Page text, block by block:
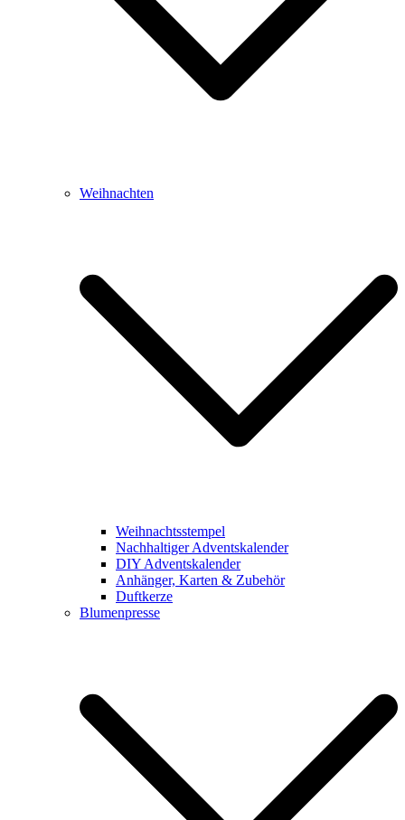
Weihnachten
Weihnachtsstempel
Nachhaltiger Adventskalender
DIY Adventskalender
Anhänger, Karten & Zubehör
Duftkerze
Blumenpresse